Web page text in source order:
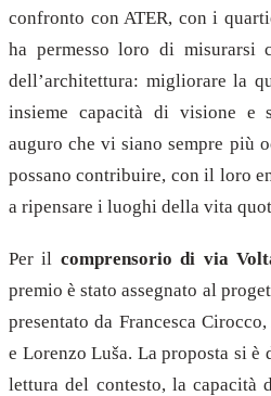
confronto con ATER, con i
ha permesso loro di misurarsi
dell’architettura: migliorare la
insieme capacità di visione e
auguro che vi siano sempre più
possano contribuire, con il loro
a ripensare i luoghi della vita
Per il comprensorio di via
premio è stato assegnato al
presentato da Francesca
e Lorenzo Luša. La proposta si
lettura del contesto, la capacità